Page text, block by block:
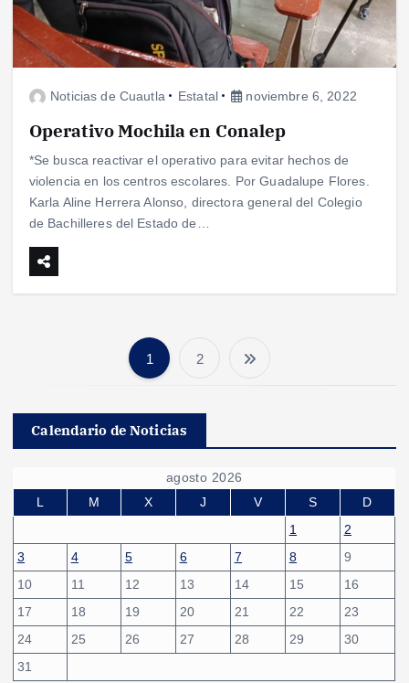
Noticias de Cuautla Estatal noviembre 6, 2022
Operativo Mochila en Conalep
*Se busca reactivar el operativo para evitar hechos de
violencia en los centros escolares. Por Guadalupe Flores.
Karla Aline Herrera Alonso, directora general del Colegio
de Bachilleres del Estado de…
a
g
i
n
a
c
1 2
Calendario de Noticias
agosto 2026
L
M X J V S
D
1
2
3
4 5 6 7 8
9
10
11 12 13 14 15
16
17
18 19 20 21 22
23
24
25 26 27 28 29
30
31